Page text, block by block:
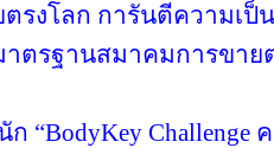
รงโลก การันตีความเป็
าตรฐานสมาคมการขา
“BodyKey Challenge